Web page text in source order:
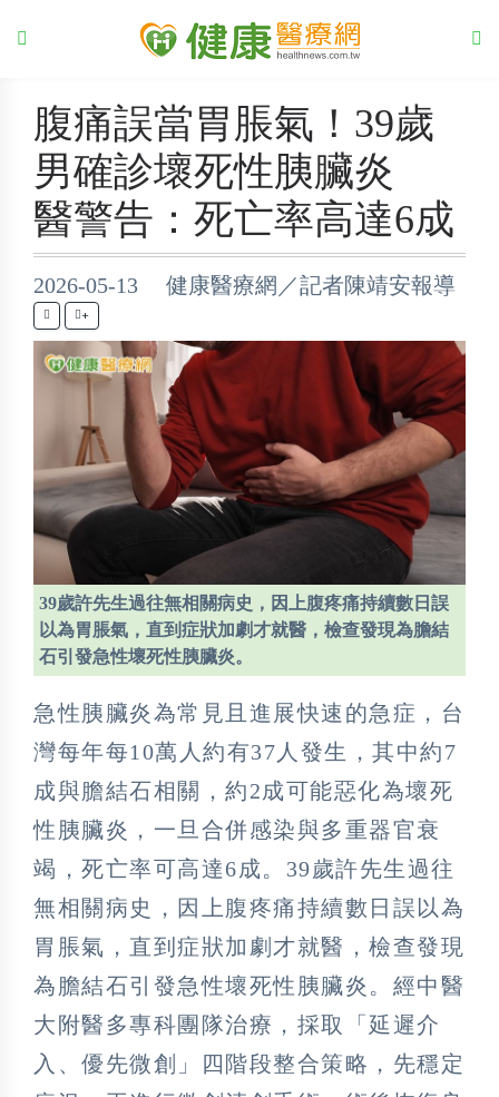
腹痛誤當胃脹氣！39歲
男確診壞死性胰臟炎
醫警告：死亡率高達6成
2026-05-13 健康醫療網／記者陳靖安報導
+
39歲許先生過往無相關病史，因上腹疼痛持續數日誤
以為胃脹氣，直到症狀加劇才就醫，檢查發現為膽結
石引發急性壞死性胰臟炎。
急性胰臟炎為常見且進展快速的急症，台
灣每年每10萬人約有37人發生，其中約7
成與膽結石相關，約2成可能惡化為壞死
性胰臟炎，一旦合併感染與多重器官衰
竭，死亡率可高達6成。39歲許先生過往
無相關病史，因上腹疼痛持續數日誤以為
胃脹氣，直到症狀加劇才就醫，檢查發現
為膽結石引發急性壞死性胰臟炎。經中醫
大附醫多專科團隊治療，採取「延遲介
入、優先微創」四階段整合策略，先穩定